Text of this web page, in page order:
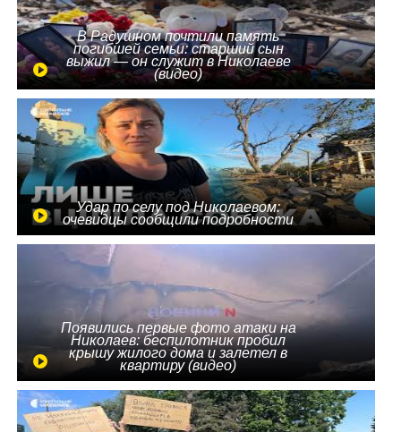
В Радушном почтили память
погибшей семьи: старший сын
выжил — он служит в Николаеве
(видео)
Удар по селу под Николаевом:
очевидцы сообщили подробности
Появились первые фото атаки на
Николаев: беспилотник пробил
крышу жилого дома и залетел в
квартиру (видео)